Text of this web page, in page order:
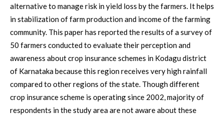
alternative to manage risk in yield loss by the farmers. It helps
in stabilization of farm production and income of the farming
community. This paper has reported the results of a survey of
50 farmers conducted to evaluate their perception and
awareness about crop insurance schemes in Kodagu district
of Karnataka because this region receives very high rainfall
compared to other regions of the state. Though different
crop insurance scheme is operating since 2002, majority of
respondents in the study area are not aware about these